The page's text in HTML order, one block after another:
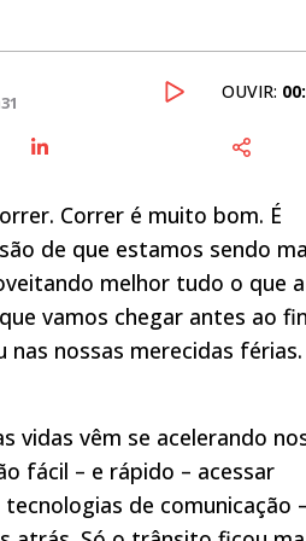
OUVIR:
Correr é muito bom. É
de que estamos sendo
melhor tudo o que a
vamos chegar antes ao
nas nossas merecidas férias.
vidas vêm se acelerando
fácil – e rápido – acessar
de comunicação